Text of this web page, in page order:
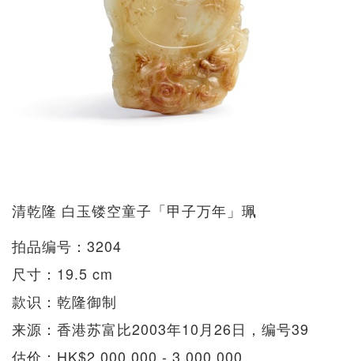
清乾隆 白玉镂空童子「甲子万年」珮
拍品编号：3204
尺寸：19.5 cm
款识：乾隆御制
来源：香港苏富比2003年10月26日，编号39
估价：HK$2,000,000 - 3,000,000